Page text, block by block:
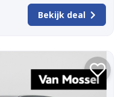
Bekijk deal